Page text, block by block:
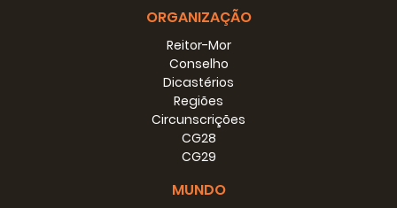
Veneração do Santíssimo Sacramento
28
Espírito de oração
29
Suas penitências
ORGANIZAÇÃO
Reitor-Mor
Conselho
Dicastérios
Regiões
Circunscrições
CG28
CG29
MUNDO